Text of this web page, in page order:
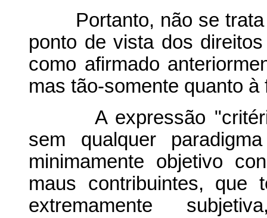
Portanto, não se trata
ponto de vista dos
como afirmado
mas tão-somente quanto à
A expressão
sem qualquer
minimamente objetivo
maus contribuintes, que
extremamente